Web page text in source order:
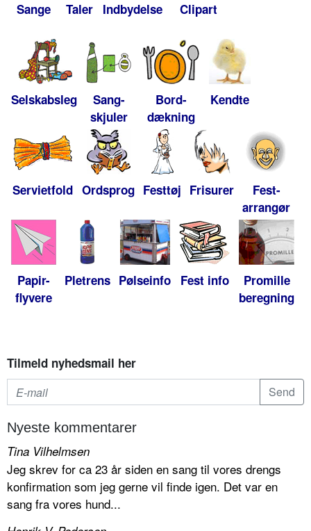
Sange Taler Indbydelse Clipart
Selskabsleg
Sang-
skjuler
Bord-
dækning
Kendte
Servietfold Ordsprog Festtøj Frisurer
Fest-
arrangør
Papir-
flyvere
Pletrens Pølseinfo Fest info
Promille
beregning
Tilmeld nyhedsmail her
Nyeste kommentarer
Tina Vilhelmsen
Jeg skrev for ca 23 år siden en sang til vores drengs
konfirmation som jeg gerne vil finde igen. Det var en
sang fra vores hund...